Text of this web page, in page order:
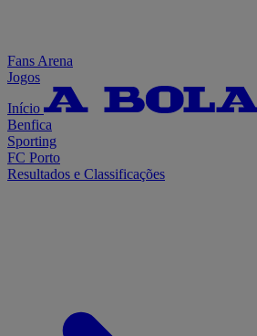
Fans Arena
Jogos
Início
Benfica
Sporting
FC Porto
Resultados e Classificações